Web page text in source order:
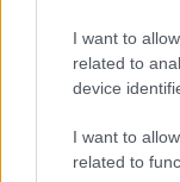
I want to
related to
device
I want to
related to
A
elájultam,